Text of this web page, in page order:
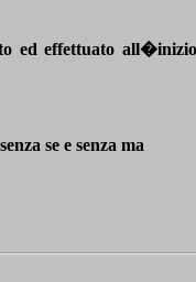
ed effettuato
se e senza ma